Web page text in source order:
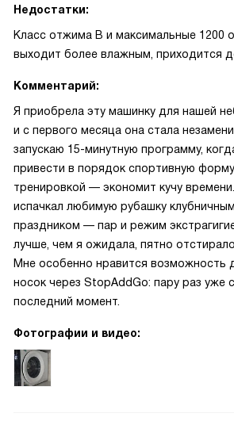
Недостатки:
Класс отжима B и максимальные 1200
выходит более влажным, приходится
Комментарий:
Я приобрела эту машинку для нашей
и с первого месяца она стала
запускаю 15-минутную программу,
привести в порядок спортивную
тренировкой — экономит кучу
испачкал любимую рубашку
праздником — пар и режим
лучше, чем я ожидала, пятно
Мне особенно нравится возможность
носок через StopAddGo: пару раз уже
последний момент.
Фотографии и видео: